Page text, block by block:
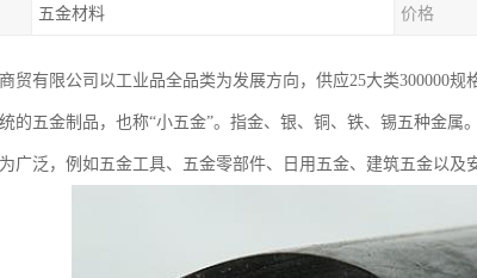
五金材料 价格
贸有限公司以工业品全品类为发展方向，供应25大类300000规
的五金制品，也称“小五金”。指金、银、铜、铁、锡五种金
广泛，例如五金工具、五金零部件、日用五金、建筑五金以及